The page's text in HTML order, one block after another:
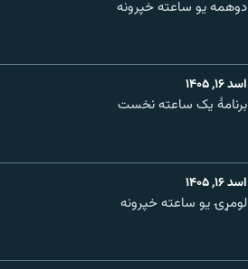
دوهمه یو ساعته خپرونه
اسد ۱۶, ۱۴۰۵
برنامۀ یک ساعته نخست
اسد ۱۶, ۱۴۰۵
لومړۍ یو ساعته خپرونه